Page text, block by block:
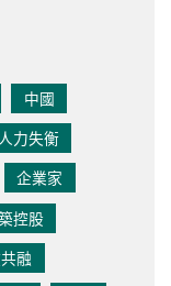
中國
人力失衡
企業家
控股
融